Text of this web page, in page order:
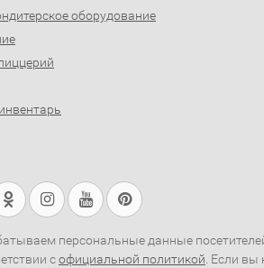
оборудование
персональные данные
софициальной политикой . Если вы